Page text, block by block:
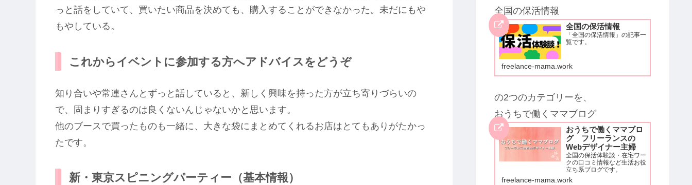
っと話をしていて、買いたい商品を決めても、購入することができなかった。未だにもや
もやしている。
これからイベントに参加する方へアドバイスをどうぞ
知り合いや常連さんとずっと話していると、新しく興味を持った方が立ち寄りづらいの
で、固まりすぎるのは良くないんじゃないかと思います。
他のブースで買ったものも一緒に、大きな袋にまとめてくれるお店はとてもありがたかっ
たです。
新・東京スピニングパーティー（基本情報）
全国の保活情報
全国の保活情報
「全国の保活情報」の記事一
覧です。
freelance-mama.work
の2つのカテゴリーを、
おうちで働くママブログ
おうちで働くママブロ
グ フリーランスの
Webデザイナー主婦
全国の保活体験談・在宅ワー
クの口コミ情報など生活お役
立ち系ブログです。
freelance-mama.work